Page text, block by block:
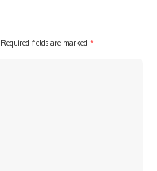
Required fields are marked *